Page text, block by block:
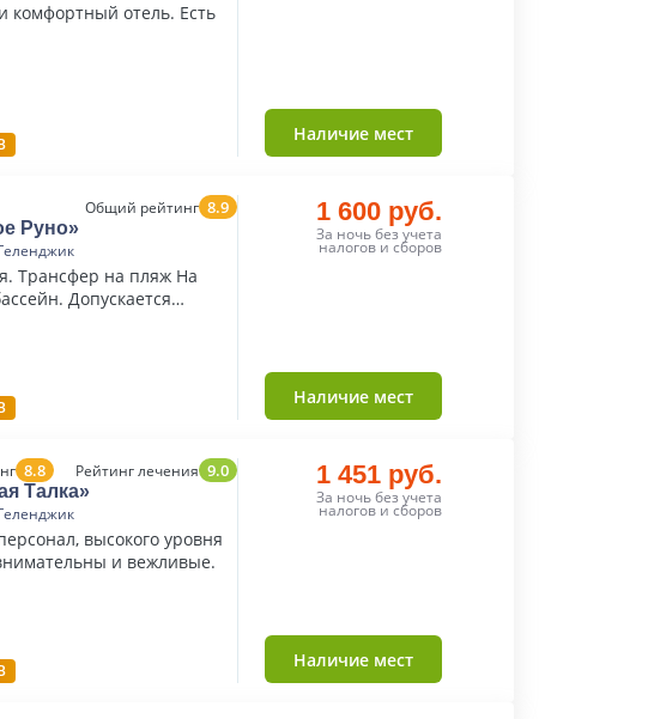
отель. Есть
Наличие мест
Общий рейтинг 8.9
Руно»
Трансфер на пляж На
Допускается
1 600 руб.
За ночь без учета
налогов и сборов
Наличие мест
8.8 Рейтинг лечения 9.0
Талка»
высокого уровня
и вежливые.
1 451 руб.
За ночь без учета
налогов и сборов
Наличие мест